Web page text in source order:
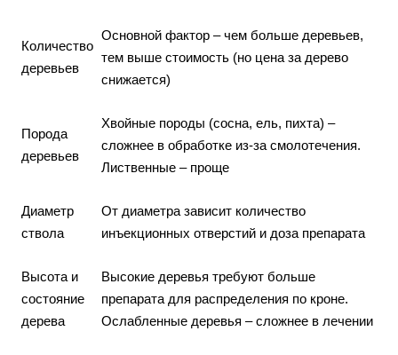
Количество
деревьев
Основной фактор – чем больше деревьев,
тем выше стоимость (но цена за дерево
снижается)
Порода
деревьев
Хвойные породы (сосна, ель, пихта) –
сложнее в обработке из-за смолотечения.
Лиственные – проще
Диаметр
ствола
От диаметра зависит количество
инъекционных отверстий и доза препарата
Высота и
состояние
дерева
Высокие деревья требуют больше
препарата для распределения по кроне.
Ослабленные деревья – сложнее в лечении